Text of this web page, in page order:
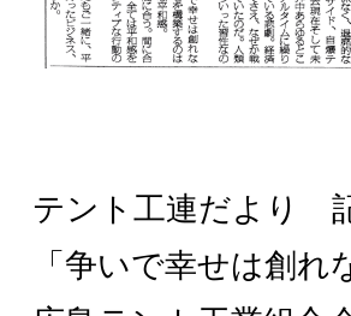
テント工連だより
「争いで幸せは創れ